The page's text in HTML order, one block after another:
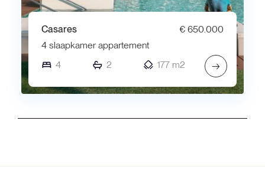
Casares
€ 650.000
4 slaapkamer appartement
4
2 177 m2 →